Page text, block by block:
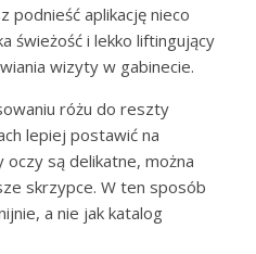
podnieść aplikację nieco
świeżość i lekko liftingujący
wizyty w gabinecie.
różu do reszty
lepiej postawić na
są delikatne, można
skrzypce. W ten sposób
a nie jak katalog